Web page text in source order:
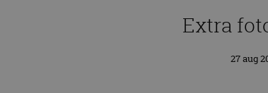
Extra
27 aug